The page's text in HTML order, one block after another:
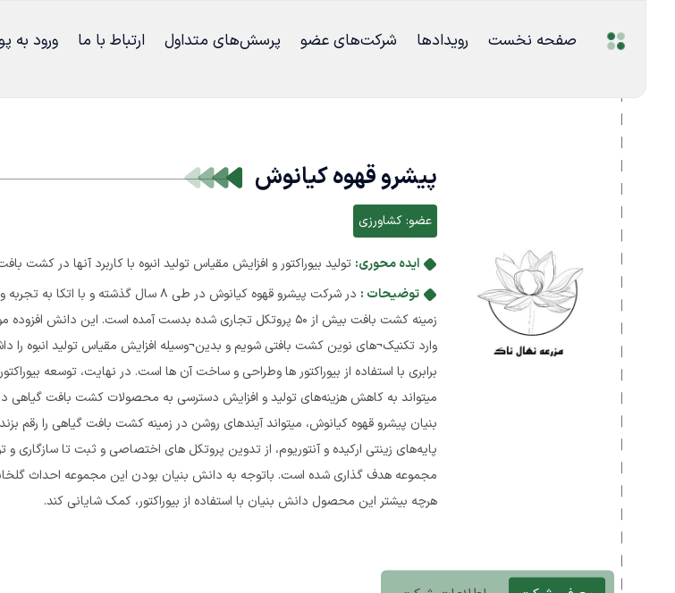
صفحه نخست رویدادها شرکت‌های عضو پرسش‌‌های متداول ارتباط با ما ورود به
پیشرو قهوه کیانوش
عضو: کشاورزی
ایده محوری: تولید بیوراکتور و افزایش مقیاس تولید انبوه با کاربرد آنها در کشت
توضیحات :
زمینه کشت بافت بیش از 50 پروتکل تجاری شده بدست آمده است. این
وارد تکنیک¬های نوین کشت بافتی شویم و بدین¬وسیله افزایش مقیاس تولید انبوه را
برابری با استفاده از بیوراکتور ها وطراحی و ساخت آن ها است. در نهایت، توسعه
میتواند به کاهش هزینه‌های تولید و افزایش دسترسی به محصولات کشت بافت گیاهی
بنیان پیشرو قهوه کیانوش، میتواند آیندهای روشن در زمینه کشت بافت گیاهی را رقم
پایه‌های زینتی ارکیده و آنتوریوم، از تدوین پروتکل های اختصاصی و ثبت تا سازگاری
مجموعه هدف گذاری شده است. باتوجه به دانش بنیان بودن این مجموعه احداث
هرچه بیشتر این محصول دانش بنیان با استفاده از بیوراکتور، کمک شایانی کند.